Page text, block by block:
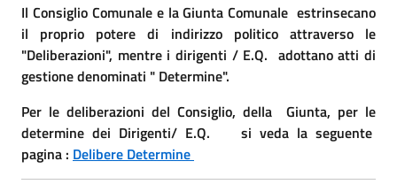
Il Consiglio Comunale e la Giunta Comunale estrinsecano
il proprio potere di indirizzo politico attraverso le
"Deliberazioni", mentre i dirigenti / E.Q. adottano atti di
gestione denominati " Determine".
Per le deliberazioni del Consiglio, della Giunta, per le
determine dei Dirigenti/ E.Q. si veda la seguente
pagina : Delibere Determine